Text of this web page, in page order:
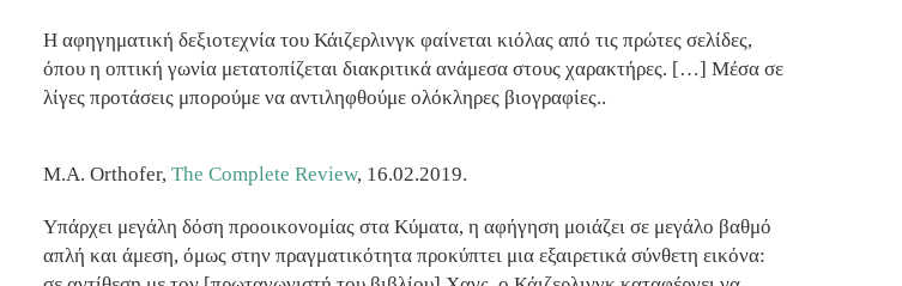
H αφηγηματική δεξιοτεχνία του Κάιζερλινγκ φαίνεται κιόλας από τις πρώτες σελίδες,
όπου η οπτική γωνία μετατοπίζεται διακριτικά ανάμεσα στους χαρακτήρες. […] Μέσα σε
λίγες προτάσεις μπορούμε να αντιληφθούμε ολόκληρες βιογραφίες..
M.A. Orthofer, The Complete Review, 16.02.2019.
Υπάρχει μεγάλη δόση προοικονομίας στα Κύματα, η αφήγηση μοιάζει σε μεγάλο βαθμό
απλή και άμεση, όμως στην πραγματικότητα προκύπτει μια εξαιρετικά σύνθετη εικόνα: